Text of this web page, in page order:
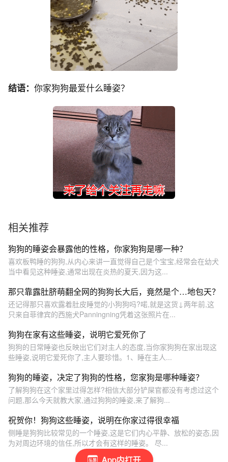
结语： 你家狗狗最爱什么睡姿？
相关推荐
狗狗的睡姿会暴露他的性格，你家狗狗是哪一种？
喜欢板鸭睡的狗狗,从内心来讲一直觉得自己是个宝宝,经常会在幼犬
当中看见这种睡姿,通常出现在炎热的夏天,因为这...
那只靠露肚脐萌翻全网的狗狗长大后，竟然是个…地包天？
还记得那只喜欢露着肚皮睡觉的小狗狗吗?喏,就是这货↓两年前,这
只来自菲律宾的西施犬Panningning凭着这张照片在...
狗狗在家有这些睡姿，说明它爱死你了
狗狗的日常睡姿也反映出它们对主人的态度,当你家狗狗在家出现这
些睡姿,说明它爱死你了,主人要珍惜。1、睡在主人...
狗狗的睡姿，决定了狗狗的性格，您家狗是哪种睡姿？
了解狗狗在这个家里过得怎样?相信大部分铲屎官都没有考虑过这个
问题,那么今天就教大家,通过狗狗的睡姿,来了解狗...
祝贺你！狗狗这些睡姿，说明在你家过得很幸福
侧睡是狗狗比较常见的一个睡姿,这是它们内心平静、放松的姿态,因
为对周边环境的信任,所以才会有这样的睡姿。 尽...